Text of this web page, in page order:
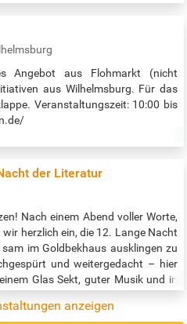
vegane Bowls – hier kommt jeder
Fest für die Sinne – und für die
Angebot aus Flohmarkt (nicht
aus Wilhelmsburg. Für das
Veranstaltungszeit: 10:00 bis
der Literatur
Nach einem Abend voller Worte,
herzlich ein, die 12. Lange Nacht
im Goldbekhaus ausklingen zu
und weitergedacht – hier
Glas Sekt, guter Musik und in
enden. Die Veranstaltung ist…
anzeigen